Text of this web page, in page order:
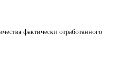
фактически отработанного